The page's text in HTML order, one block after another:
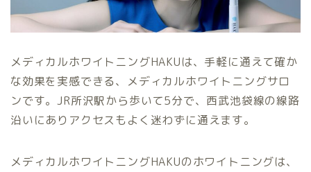
メディカルホワイトニングHAKUは、手軽に通えて確か
な効果を実感できる、メディカルホワイトニングサロ
ンです。JR所沢駅から歩いて5分で、西武池袋線の線路
沿いにありアクセスもよく迷わずに通えます。
メディカルホワイトニングHAKUのホワイトニングは、